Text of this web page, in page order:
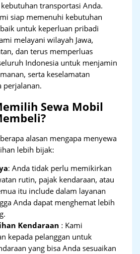
transportasi Anda.
siap memenuhi kebutuhan
untuk keperluan pribadi
melayani wilayah Jawa,
dan terus memperluas
Indonesia untuk menjamin
serta keselamatan
perjalanan.
Sewa Mobil
alasan mengapa menyewa
lebih bijak:
: Anda tidak perlu memikirkan
rutin, pajak kendaraan, atau
itu include dalam layanan
Anda dapat menghemat lebih
Kendaraan : Kami
kepada pelanggan untuk
yang bisa Anda sesuaikan